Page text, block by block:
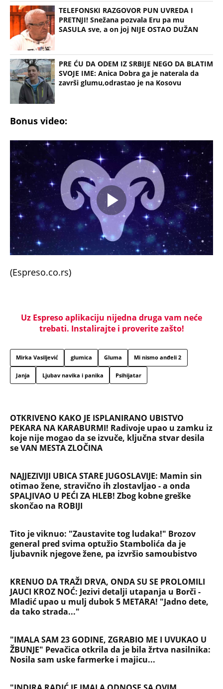
TELEFONSKI RAZGOVOR PUN UVREDA I
PRETNJI! Snežana pozvala Eru pa mu
SASULA sve, a on joj NIJE OSTAO DUŽAN
PRE ĆU DA ODEM IZ SRBIJE NEGO DA BLATIM
SVOJE IME: Anica Dobra ga je naterala da
završi glumu,odrastao je na Kosovu
Bonus video:
(Espreso.co.rs)
Uz Espreso aplikaciju nijedna druga vam neće
trebati. Instalirajte i proverite zašto!
Mirka Vasiljević glumica Gluma Mi nismo anđeli 2
Janja Ljubav navika i panika Psihijatar
OTKRIVENO KAKO JE ISPLANIRANO UBISTVO
PEKARA NA KARABURMI! Radivoje upao u zamku iz
koje nije mogao da se izvuče, ključna stvar desila
se VAN MESTA ZLOČINA
NAJJEZIVIJI UBICA STARE JUGOSLAVIJE: Mamin sin
otimao žene, stravično ih zlostavljao - a onda
SPALJIVAO U PEĆI ZA HLEB! Zbog kobne greške
skončao na ROBIJI
Tito je viknuo: "Zaustavite tog ludaka!" Brozov
general pred svima optužio Stambolića da je
ljubavnik njegove žene, pa izvršio samoubistvo
KRENUO DA TRAŽI DRVA, ONDA SU SE PROLOMILI
JAUCI KROZ NOĆ: Jezivi detalji utapanja u Borči -
Mladić upao u mulj dubok 5 METARA! "Jadno dete,
da tako strada..."
"IMALA SAM 23 GODINE, ZGRABIO ME I UVUKAO U
ŽBUNJE" Pevačica otkrila da je bila žrtva nasilnika:
Nosila sam uske farmerke i majicu...